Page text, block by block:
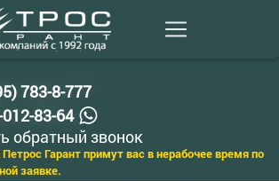
783-8-777
83-64
обратный звонок
Гарант примут вас в нерабочее время по
заявке.